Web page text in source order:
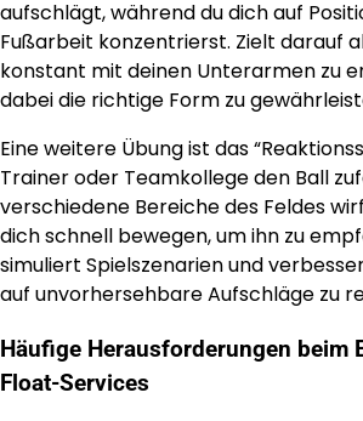
aufschlägt, während du dich auf
Fußarbeit konzentrierst. Zielt darauf
konstant mit deinen Unterarmen zu
dabei die richtige Form zu
Eine weitere Übung ist das
Trainer oder Teamkollege den Ball
verschiedene Bereiche des Feldes
dich schnell bewegen, um ihn zu
simuliert Spielszenarien und
auf unvorhersehbare Aufschläge zu
Häufige Herausforderungen beim
Float-Services